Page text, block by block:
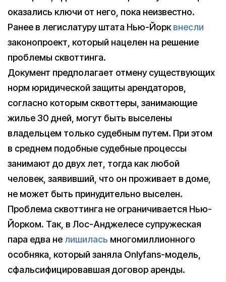
оказались ключи от него, пока неизвестно.
Ранее в легислатуру штата Нью-Йорквнесли
законопроект, который нацелен на решение
проблемы сквоттинга.
Документ предполагает отмену существующих
норм юридической защиты арендаторов,
согласно которым сквоттеры, занимающие
жилье 30 дней, могут быть выселены
владельцем только судебным путем. При этом
в среднем подобные судебные процессы
занимают до двух лет, тогда как любой
человек, заявивший, что он проживает в доме,
не может быть принудительно выселен.
Проблема сквоттинга не ограничивается Нью-
Йорком. Так, в Лос-Анджелесе супружеская
пара едва не лишилась многомиллионного
особняка, который заняла Onlyfans-модель,
сфальсифицировавшая договор аренды.